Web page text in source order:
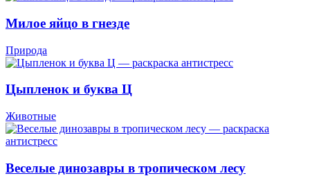
Милое яйцо в гнезде
Природа
Цыпленок и буква Ц
Животные
Веселые динозавры в тропическом лесу